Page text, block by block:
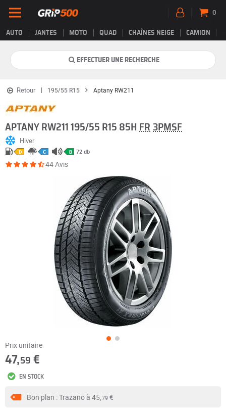
AUTO JANTES MOTO QUAD CHAÎNES NEIGE CAMION
0
EFFECTUER UNE RECHERCHE
Retour 195/55 R15 Aptany RW211
APTANY RW211 195/55 R15 85H FR 3PMSF
Hiver
D C B 72 db
44 Avis
Prix unitaire
47,59 €
EN STOCK
Bon plan : Trazano à 45,79€